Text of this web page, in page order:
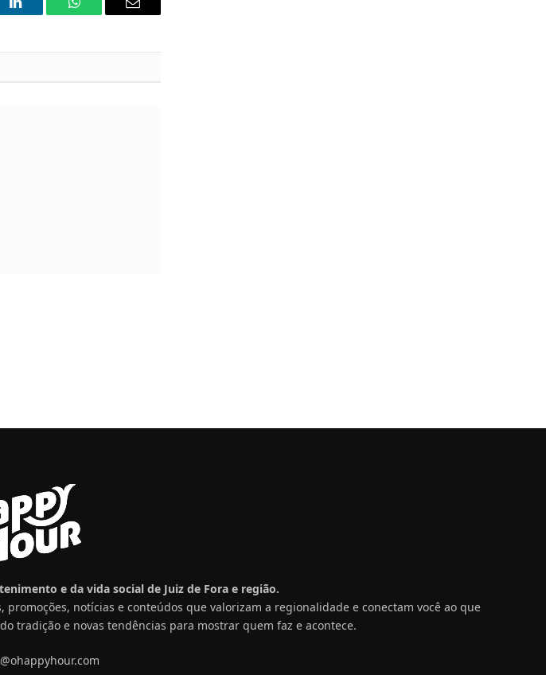
LinkedIn WhatsAppEmail
e da vida social de Juiz de Fora e região.
notícias e conteúdos que valorizam a regionalidade e conectam você ao que
tradição e novas tendências para mostrar quem faz e acontece.